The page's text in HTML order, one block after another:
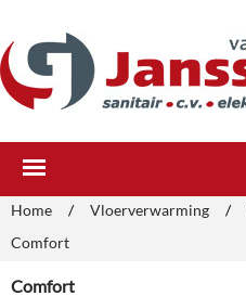
Home / Vloerverwarming /
Comfort
Comfort